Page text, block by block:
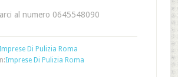
al numero 0645548090
Imprese Di Pulizia Roma
Imprese Di Pulizia Roma